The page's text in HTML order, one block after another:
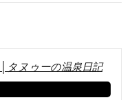
ヌゥーの温泉日記